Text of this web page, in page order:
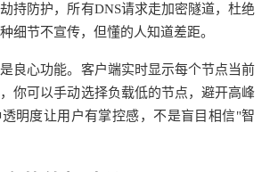
持防护，所有DNS请求走加密隧道，杜绝
细节不宣传，但懂的人知道差距。
良心功能。客户端实时显示每个节点当前
你可以手动选择负载低的节点，避开高峰
明度让用户有掌控感，不是盲目相信"智